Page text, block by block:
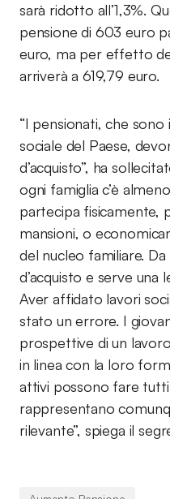
sarà ridotto all’1,3%.
pensione di 603 euro
euro, ma per effetto
arriverà a 619,79 euro.
“I pensionati, che
sociale del Paese,
d’acquisto”, ha
ogni famiglia c’è
partecipa fisicamente,
mansioni, o
del nucleo familiare.
d’acquisto e serve una
Aver affidato lavori
stato un errore. I
prospettive di un
in linea con la loro
attivi possono fare
rappresentano
rilevante”, spiega il